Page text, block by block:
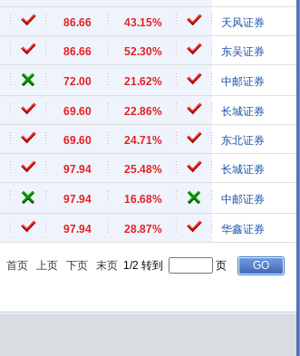
86.66 43.15% 天风证券
86.66 52.30% 东吴证券
72.00 21.62% 中邮证券
69.60 22.86% 长城证券
69.60 24.71% 东北证券
97.94 25.48% 长城证券
97.94 16.68% 中邮证券
97.94 28.87% 华鑫证券
首页 上页 下页 末页 1/2 转到 页